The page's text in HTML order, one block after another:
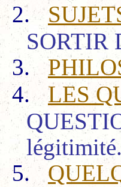
2.
SORTIR
3.
4.
LES
5.